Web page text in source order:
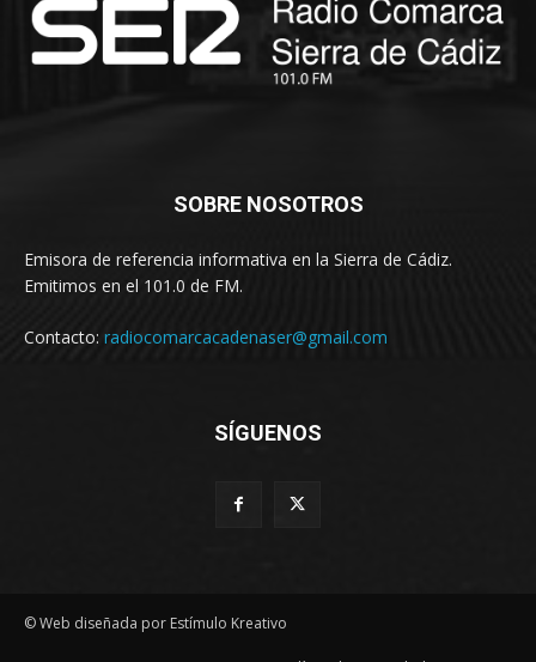
SOBRE NOSOTROS
Emisora de referencia informativa en la Sierra de Cádiz.
Emitimos en el 101.0 de FM.
Contacto: radiocomarcacadenaser@gmail.com
SÍGUENOS
© Web diseñada por Estímulo Kreativo